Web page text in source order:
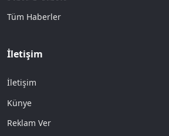
Tüm Haberler
İletişim
İletişim
Künye
Reklam Ver